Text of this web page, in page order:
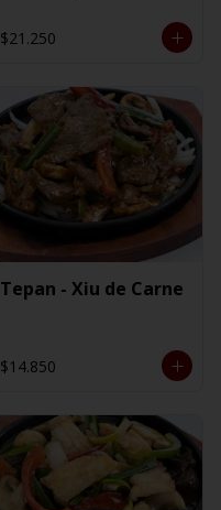
$21.250
Tepan - Xiu de Carne
$14.850